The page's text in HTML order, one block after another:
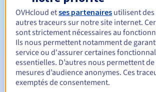
Durée de renouvellement
Période de rédemption
OVHcloud etses partenaires utilisent
autres traceurs sur notre site internet.
sont strictement nécessaires au
Ils nous permettent notamment de
service ou d'assurer certaines
essentielles. D’autres nous permettent
mesures d’audience anonymes. Ces
exemptés de consentement.